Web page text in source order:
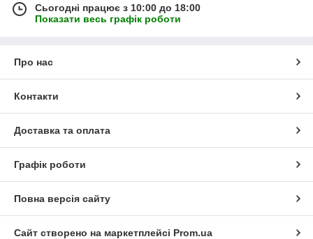
Сьогодні працює з 10:00 до 18:00
Показати весь графік роботи
Про нас
Контакти
Доставка та оплата
Графік роботи
Повна версія сайту
Сайт створено на маркетплейсі Prom.ua